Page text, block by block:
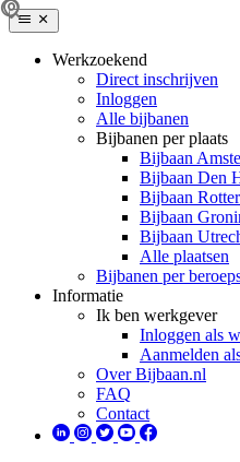
Werkzoekend
Direct inschrijven
Inloggen
Alle bijbanen
Bijbanen per plaats
Bijbaan
Bijbaan Den
Bijbaan
Bijbaan
Bijbaan
Alle plaatsen
Bijbanen per
Informatie
Ik ben werkgever
Inloggen als
Aanmelden
Over Bijbaan.nl
FAQ
Contact